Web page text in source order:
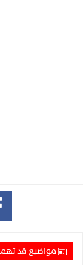
مواضيع قد